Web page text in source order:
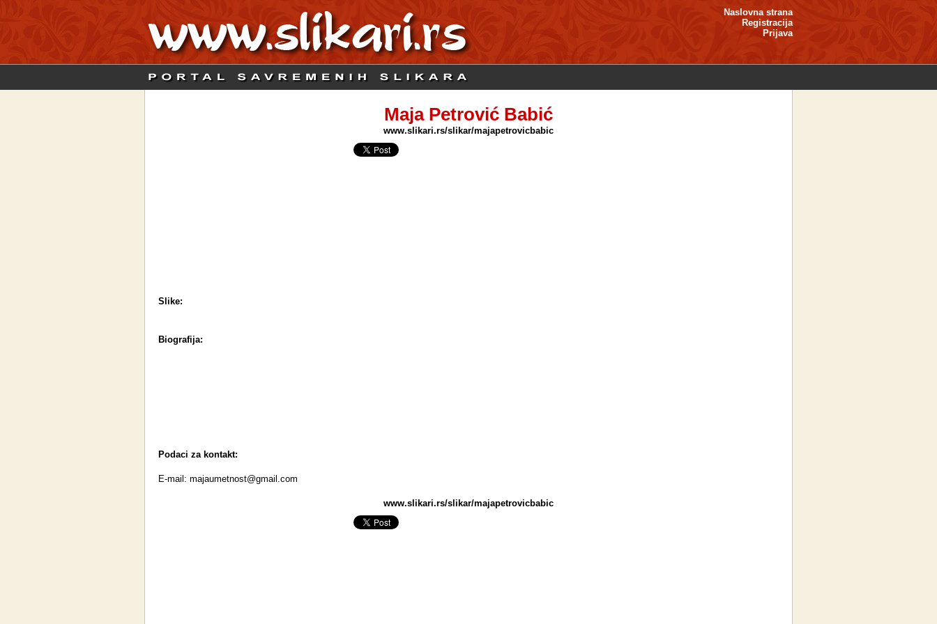
Naslovna strana
Registracija
Prijava
Maja Petrović Babić
www.slikari.rs/slikar/majapetrovicbabic
Slike:
Biografija:
Podaci za kontakt:
E-mail: majaumetnost@gmail.com
www.slikari.rs/slikar/majapetrovicbabic